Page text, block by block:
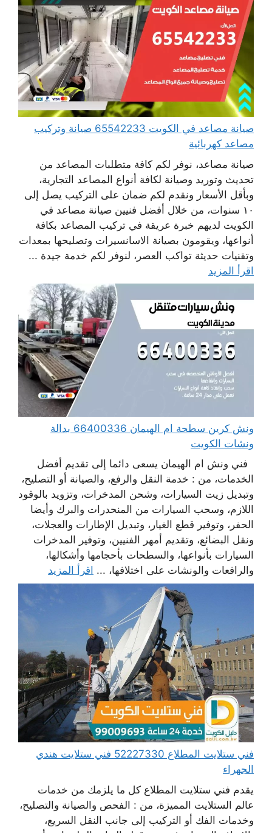
صيانة مصاعد في الكويت 65542233 صيانة وتركيب
مصاعد كهربائية
صيانة مصاعد، نوفر لكم كافة متطلبات المصاعد من
تحديث وتوريد وصيانة لكافة أنواع المصاعد التجارية،
وبأقل الأسعار ونقدم لكم ضمان على التركيب يصل إلى
١٠ سنوات، من خلال أفضل فنيين صيانة مصاعد في
الكويت لديهم خبرة عريقة في تركيب المصاعد بكافة
أنواعها، ويقومون بصيانة الاسانسيرات وتصليحها بمعدات
وتقنيات حديثة تواكب العصر، لنوفر لكم خدمة جيدة ...
اقرأ المزيد
ونش كرين سطحة ام الهيمان 66400336 بدالة
ونشات الكويت
فني ونش ام الهيمان يسعى دائما إلى تقديم أفضل
الخدمات، من : خدمة النقل والرفع، والصيانة أو التصليح،
وتبديل زيت السيارات، وشحن المدخرات، وتزويد بالوقود
اللازم، وسحب السيارات من المنحدرات والبرك وأيضا
الحفر، وتوفير قطع الغيار، وتبديل الإطارات والعجلات،
ونقل البضائع، وتقديم أمهر الفنيين، وتوفير المدخرات
السيارات بأنواعها، والسطحات بأحجامها وأشكالها،
والرافعات والونشات على اختلافها، ... اقرأ المزيد
فني ستلايت المطلاع 52227330 فني ستلايت هندي
الجهراء
يقدم فني ستلايت المطلاع كل ما يلزمك من خدمات
عالم الستلايت المميزة، من : الفحص والصيانة والتصليح،
وخدمات الفك أو التركيب إلى جانب النقل السريع،